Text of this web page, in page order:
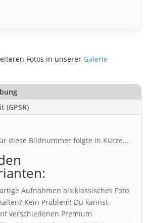
Fotos in unserer Galerie
(GPSR)
diese Bildnummer folgte in Kürze...
Aufnahmen als klassisches Foto
Kein Problem! Du kannst
verschiedenen Premium